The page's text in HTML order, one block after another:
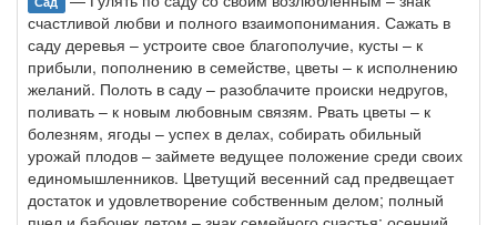
счастливой любви и полного взаимопонимания. Сажать в
саду деревья – устроите свое благополучие, кусты – к
прибыли, пополнению в семействе, цветы – к исполнению
желаний. Полоть в саду – разоблачите происки недругов,
поливать – к новым любовным связям. Рвать цветы – к
болезням, ягоды – успех в делах, собирать обильный
урожай плодов – займете ведущее положение среди своих
единомышленников. Цветущий весенний сад предвещает
достаток и удовлетворение собственным делом; полный